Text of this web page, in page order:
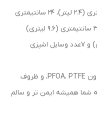
سرویس17 پارچه شامل: قابلمه 20 سانتیمتری (2.4 لیتر)، 24 سانتیمتری
(4.4 لیتری)، 28 سانتیمتری (6.6 لیتری)، 32 سانتیمتری (9.6 لیتری)
مواد گرانیتی نچسب مورد تایید ECAS، بدون PFOA، PTFE، و ظروف
شما همیشه ایمن تر و سالم